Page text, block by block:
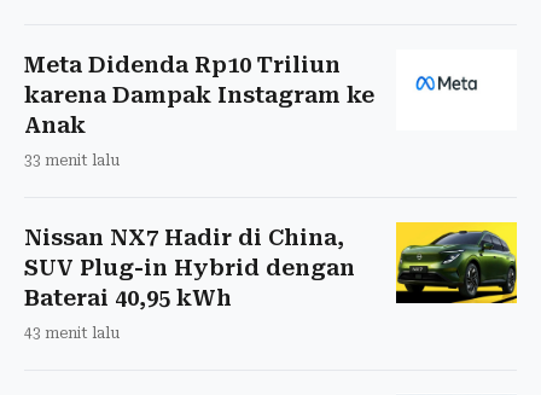
Meta Didenda Rp10 Triliun
karena Dampak Instagram ke
Anak
33 menit lalu
Nissan NX7 Hadir di China,
SUV Plug-in Hybrid dengan
Baterai 40,95 kWh
43 menit lalu